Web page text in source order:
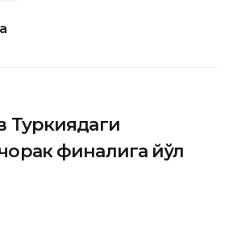
Туркиядаги
финалига йўл